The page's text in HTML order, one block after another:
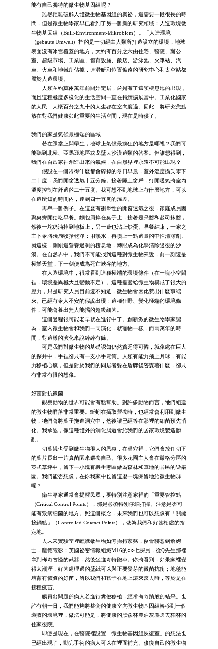
能有自己獨特的微生物基因組呢？
雖然距離破解人體微生物基因組的奧祕，還需要一段很長的時
間，但是微生物學家早已看到了另一個新的研究領域：人造環境微
生物基因組（Built-Environment-Mikrobiom）。「人造環境」
（gebaute Umwelt）指的是一切經由人類所打造設立的環境，地球
表面沒有冰雪覆蓋的地方，大約有百分之六由住宅、醫院、辦公
室、超級市場、工業區、體育設施、飯店、游泳池、火車站、汽
車、火車和地鐵所佔據，連潛艇和位置偏遠的研究中心和太空站都
屬於人造環境。
人類在約莫兩萬年前開始定居，於是有了這類棲息地的出現，
而且這種極度多樣化的生活空間一直在持續擴展當中。工業化國家
的人民，大概百分之九十的人生都在室內度過。因此，將研究焦點
放在對我們健康如此重要的生活空間，現在是時候了。
我們的家是氣候最極端的區域
若在課堂上問學生，地球上氣候最瘋狂的地方是哪裡？我們可
能聽到北極、亞馬遜地區或戈壁大沙漠這類的答案。但誰想得到，
我們在自己家裡創造出來的氣候，在自然界裡永遠不可能出現？
假設在一個冷得什麼都會碎掉的冬日早晨，室外溫度攝氏零下
二十度，我們開窗透氣十五分鐘。接著關上窗戶，打開暖氣將室內
溫度控制在舒適的二十五度。我可想不到地球上有什麼地方，可以
在這麼短的時間內，達到四十五度的溫差。
再舉一個例子。在這麼有衝擊性的開窗透氣之後，家庭成員團
聚桌旁開始吃早餐。麵包屑掉在桌子上，接著是果醬和起司抹醬，
然後一坨奶油掉到地板上，另一邊也沾上炒蛋。早餐結束，一家之
主下令將殘局收拾乾淨：用熱水，再噴上一點適量的中性清潔劑。
就這樣，剛剛還營養過剩的棲息地，轉眼成為化學清除過後的沙
漠。在自然界中，我們不可能找到這種對微生物來說，前一刻還是
極樂天堂，下一刻便成為死亡峽谷的地方。
在人造環境中，很常看到這種極端的環境條件（在一塊小空間
裡，環境差異極大且變動不定）。這種擺盪給微生物構成了很大的
壓力，只是研究人員目前還不知道，微生物會因此惹出什麼事端
來。已經有令人不安的假說出現：這種狂野、變化極端的環境條
件，可能會養出無人能擋的超級細菌。
這個過程很可能老早就在進行中了。創新派的微生物學家認
為，室內微生物會和我們一同演化，就寵物一樣，而兩萬年的時
間，對這樣的演化來說綽綽有餘。
可是我們對微生物的基礎認知仍然貧乏得可憐，就像處在巨大
的探井中，手裡卻只有一支小手電筒。人類有能力飛上月球，有能
力移植心臟，但是對於我們的同居者躲在盾牌後密謀著什麼，卻只
有非常有限的想像。
好菌對抗黴菌
觀察動物的世界可能會有點幫助。對許多動物而言，牠們組建
的微生物群落非常重要。蚯蚓在攝取營養時，也經常會利用到微生
物，牠們會將葉子拖進洞穴中，然後讓已經等在那裡的細菌預先消
化。我承認，像這種體外的消化腸道會給我們的居家環境製造髒
亂。
切葉蟻也受到微生物很大的恩惠，在巢穴裡，它們會放任切下
的葉片長出一片真菌園來餵養自己。很多花園主人會在嚴格分區的
英式草坪中，留下一小塊有機生態區做為森林和草地的居民的遊樂
園。我們能否想像，在你我家中也留這麼一塊保留地給微生物群
呢？
衛生專家通常會提醒民眾，要特別注意家裡的「重要管控點」
（Critical Control Points），那是必須特別仔細打掃、注意是否可
能有致病細菌的地方。照這個概念，未來我們也可以想像有「關鍵
接觸點」（Controlled Contact Points），做為我們和好菌相處的指
定地。
去未來實驗室裡瞧瞧微生物如何操持家務，你會聯想到詹姆
士．龐德電影：英國祕密情報組織M16的○○七探員，從Q先生那裡
拿到稀奇古怪的武器，然後坐進奇特跑車。你將看到，如果家裡變
得太潮溼，好菌處理過的壁紙可以與正要發芽的黴菌抗衡；地毯能
培育有價值的好菌，所以我們和孩子在地上滾來滾去時，等於是在
接種疫苗。
腸胃出問題的病人若進行糞便移植，經常有奇蹟般的結果。也
許有朝一日，我們能夠將整套的健康室內微生物基因組轉移到一個
衰敗的環境裡，做法可能是，將健康的黑森林農莊灰塵送去柏林的
住家後院。
即使是現在，在醫院裡設置「微生物基因組恢復室」的想法也
已經出現了，動完手術的病人可以在裡面補充、修復自己的微生物